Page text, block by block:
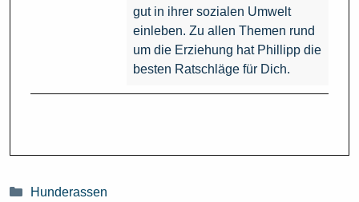
gut in ihrer sozialen Umwelt
einleben. Zu allen Themen rund
um die Erziehung hat Phillipp die
besten Ratschläge für Dich.
Kategorien
Hunderassen